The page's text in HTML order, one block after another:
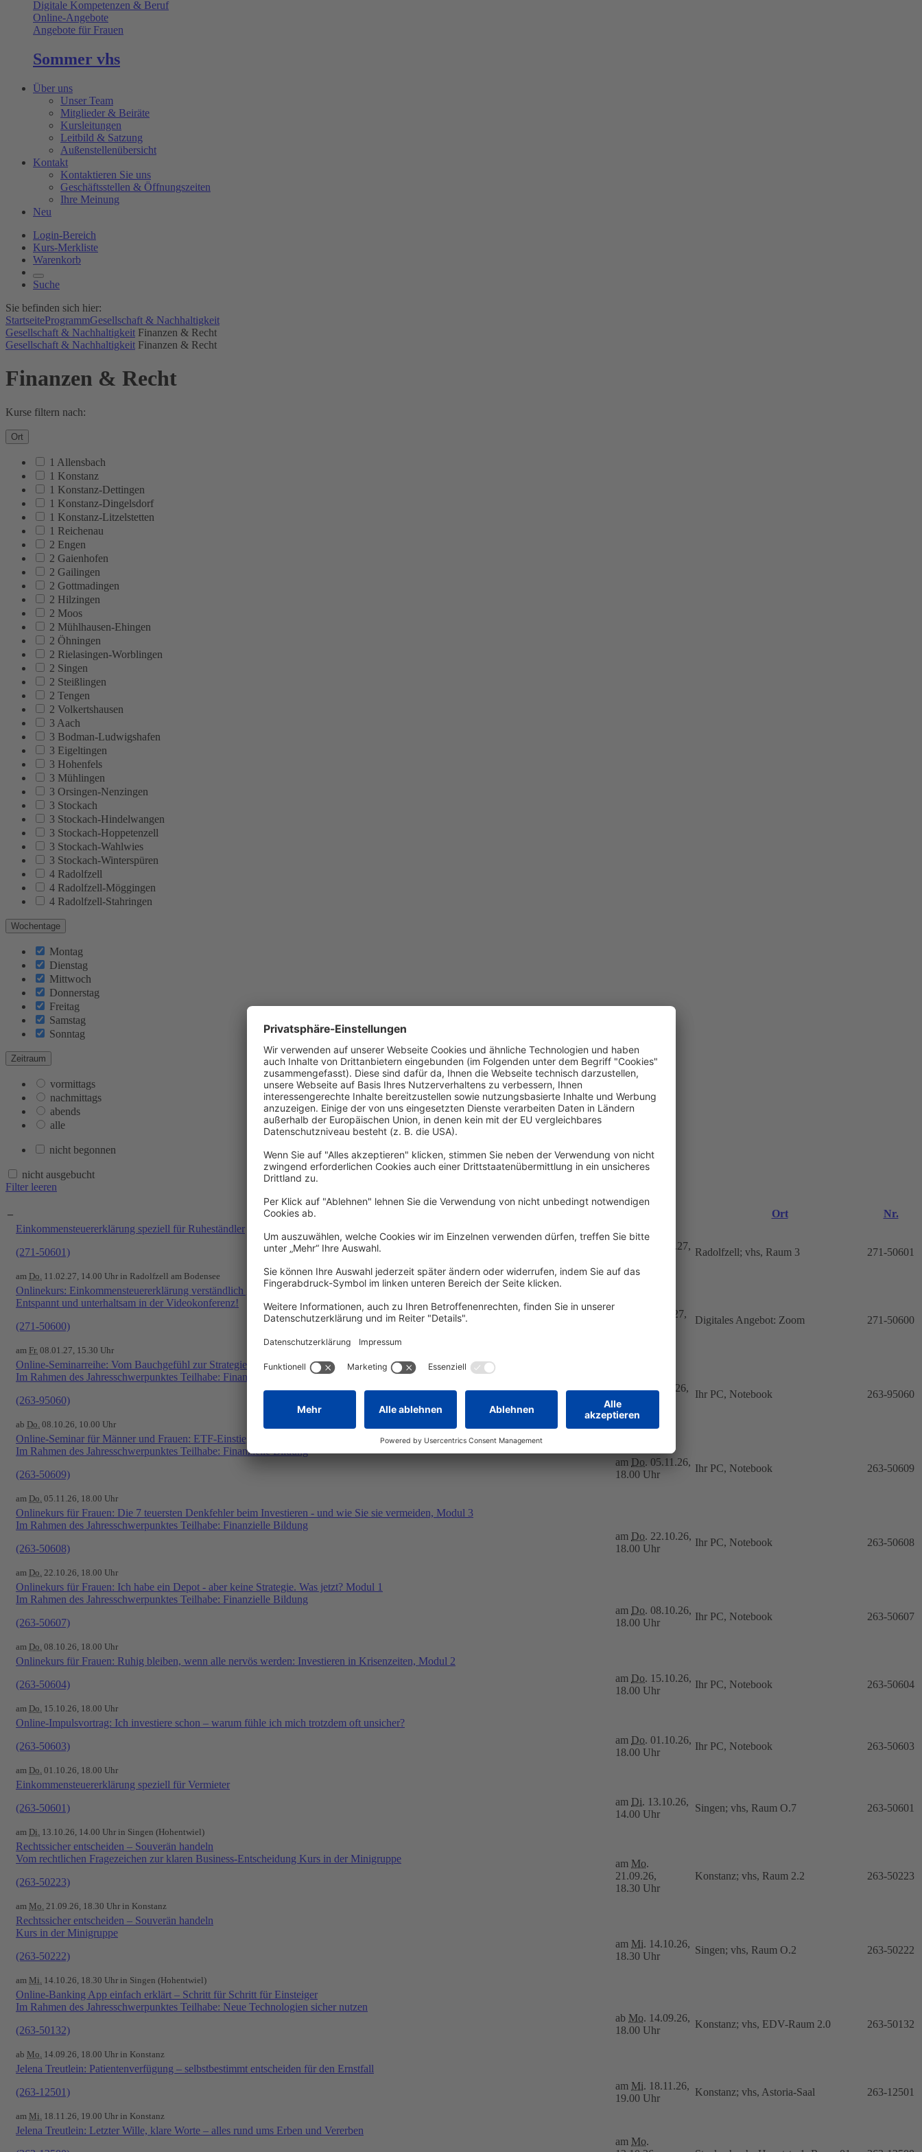
Digitale Kompetenzen & Beruf
Online-Angebote
Angebote für Frauen
Sommer vhs
Über uns
Unser Team
Mitglieder & Beiräte
Kursleitungen
Leitbild & Satzung
Außenstellenübersicht
Kontakt
Kontaktieren Sie uns
Geschäftsstellen & Öffnungszeiten
Ihre Meinung
Neu
Login-Bereich
Kurs-Merkliste
Warenkorb
Suche
Sie befinden sich hier:
StartseiteProgrammGesellschaft & Nachhaltigkeit
Gesellschaft & Nachhaltigkeit Finanzen & Recht
Gesellschaft & Nachhaltigkeit Finanzen & Recht
Finanzen & Recht
Kurse filtern nach:
Ort
1 Allensbach
1 Konstanz
1 Konstanz-Dettingen
1 Konstanz-Dingelsdorf
1 Konstanz-Litzelstetten
1 Reichenau
2 Engen
2 Gaienhofen
2 Gailingen
2 Gottmadingen
2 Hilzingen
2 Moos
2 Mühlhausen-Ehingen
2 Öhningen
2 Rielasingen-Worblingen
2 Singen
2 Steißlingen
2 Tengen
2 Volkertshausen
3 Aach
3 Bodman-Ludwigshafen
3 Eigeltingen
3 Hohenfels
3 Mühlingen
3 Orsingen-Nenzingen
3 Stockach
3 Stockach-Hindelwangen
3 Stockach-Hoppetenzell
3 Stockach-Wahlwies
3 Stockach-Winterspüren
4 Radolfzell
4 Radolfzell-Möggingen
4 Radolfzell-Stahringen
Wochentage
Montag
Dienstag
Mittwoch
Donnerstag
Freitag
Samstag
Sonntag
Zeitraum
vormittags
nachmittags
abends
alle
nicht begonnen
nicht ausgebucht
Filter leeren
– Titel Ort
Nr.
Einkommensteuererklärung speziell für Ruheständler
(271-50601)
am Do. 11.02.27, 14.00 Uhr in Radolfzell am Bodensee
11.02.27,
Radolfzell; vhs, Raum 3 271-50601
Onlinekurs: Einkommensteuererklärung verständlich gemacht
Entspannt und unterhaltsam in der Videokonferenz!
(271-50600)
am Fr. 08.01.27, 15.30 Uhr
08.01.27,
Digitales Angebot: Zoom 271-50600
Online-Seminarreihe: Vom Bauchgefühl zur Strategie - Investieren mit System – speziell für Frauen
Im Rahmen des Jahresschwerpunktes Teilhabe: Finanzielle Bildung
(263-95060)
ab Do. 08.10.26, 10.00 Uhr
abDo.08.10.26,
10.00 Uhr
Ihr PC, Notebook 263-95060
Online-Seminar für Männer und Frauen: ETF-Einstieg ohne Chaos: Der einfache Fahrplan für Ihre erste Geldanlage
Im Rahmen des Jahresschwerpunktes Teilhabe: Finanzielle Bildung
(263-50609)
am Do. 05.11.26, 18.00 Uhr
am Do. 05.11.26,
18.00 Uhr
Ihr PC, Notebook 263-50609
Onlinekurs für Frauen: Die 7 teuersten Denkfehler beim Investieren - und wie Sie sie vermeiden, Modul 3
Im Rahmen des Jahresschwerpunktes Teilhabe: Finanzielle Bildung
(263-50608)
am Do. 22.10.26, 18.00 Uhr
am Do. 22.10.26,
18.00 Uhr
Ihr PC, Notebook 263-50608
Onlinekurs für Frauen: Ich habe ein Depot - aber keine Strategie. Was jetzt? Modul 1
Im Rahmen des Jahresschwerpunktes Teilhabe: Finanzielle Bildung
(263-50607)
am Do. 08.10.26, 18.00 Uhr
am Do. 08.10.26,
18.00 Uhr
Ihr PC, Notebook 263-50607
Onlinekurs für Frauen: Ruhig bleiben, wenn alle nervös werden: Investieren in Krisenzeiten, Modul 2
(263-50604)
am Do. 15.10.26, 18.00 Uhr
am Do. 15.10.26,
18.00 Uhr
Ihr PC, Notebook 263-50604
Online-Impulsvortrag: Ich investiere schon – warum fühle ich mich trotzdem oft unsicher?
(263-50603)
am Do. 01.10.26, 18.00 Uhr
am Do. 01.10.26,
18.00 Uhr
Ihr PC, Notebook 263-50603
Einkommensteuererklärung speziell für Vermieter
(263-50601)
am Di. 13.10.26, 14.00 Uhr in Singen (Hohentwiel)
am Di. 13.10.26,
14.00 Uhr
Singen; vhs, Raum O.7 263-50601
Rechtssicher entscheiden – Souverän handeln
Vom rechtlichen Fragezeichen zur klaren Business-Entscheidung Kurs in der Minigruppe
(263-50223)
am Mo. 21.09.26, 18.30 Uhr in Konstanz
am Mo.
21.09.26,
18.30 Uhr
Konstanz; vhs, Raum 2.2 263-50223
Rechtssicher entscheiden – Souverän handeln
Kurs in der Minigruppe
(263-50222)
am Mi. 14.10.26, 18.30 Uhr in Singen (Hohentwiel)
am Mi. 14.10.26,
18.30 Uhr
Singen; vhs, Raum O.2 263-50222
Online-Banking App einfach erklärt – Schritt für Schritt für Einsteiger
Im Rahmen des Jahresschwerpunktes Teilhabe: Neue Technologien sicher nutzen
(263-50132)
ab Mo. 14.09.26, 18.00 Uhr in Konstanz
ab Mo. 14.09.26,
18.00 Uhr
Konstanz; vhs, EDV-Raum 2.0 263-50132
Jelena Treutlein: Patientenverfügung – selbstbestimmt entscheiden für den Ernstfall
(263-12501)
am Mi. 18.11.26, 19.00 Uhr in Konstanz
am Mi. 18.11.26,
19.00 Uhr
Konstanz; vhs, Astoria-Saal 263-12501
Jelena Treutlein: Letzter Wille, klare Worte – alles rund ums Erben und Vererben
am Mo.